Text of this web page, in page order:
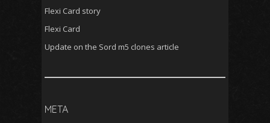
Flexi Card story
Flexi Card
Update on the Sord m5 clones article
META